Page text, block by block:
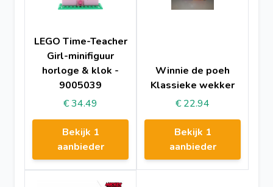
LEGO Time-Teacher
Girl-minifiguur
horloge & klok -
9005039
€ 34.49
Bekijk 1
aanbieder
Winnie de poeh
Klassieke wekker
€ 22.94
Bekijk 1
aanbieder